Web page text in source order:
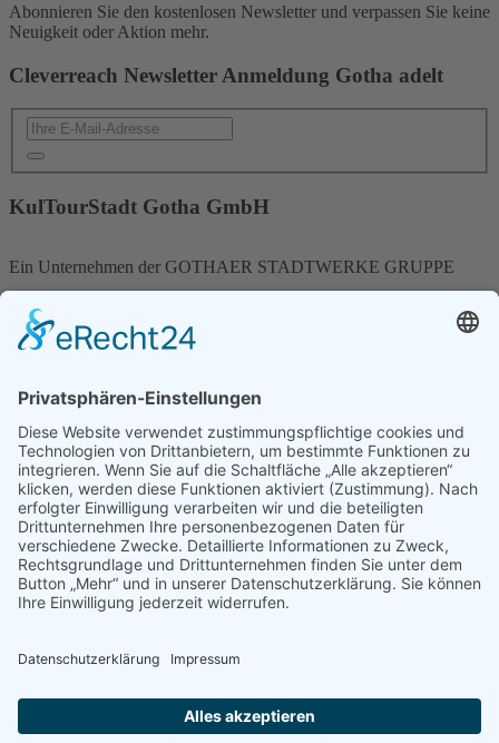
Abonnieren Sie den kostenlosen Newsletter und verpassen Sie keine
Neuigkeit oder Aktion mehr.
Cleverreach Newsletter Anmeldung Gotha adelt
KulTourStadt Gotha GmbH
Ein Unternehmen der GOTHAER STADTWERKE GRUPPE
Brühl 4 | 99867 Gotha
Telefon: 03621 - 510 426
Die Veranstaltungen
Die Veranstaltungen
Die Tickets
Das Haus
Die Geschichte
Die Bilder
Der Kontakt
Der Kontakt
Die Anfahrt
Nutzungsantrag
Technik-Informationen
Hausordnung